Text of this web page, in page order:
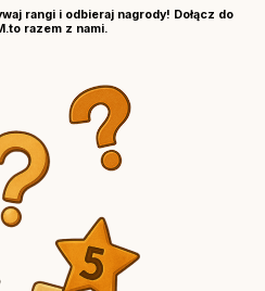
rangi i odbieraj nagrody! Dołącz do
razem z nami.